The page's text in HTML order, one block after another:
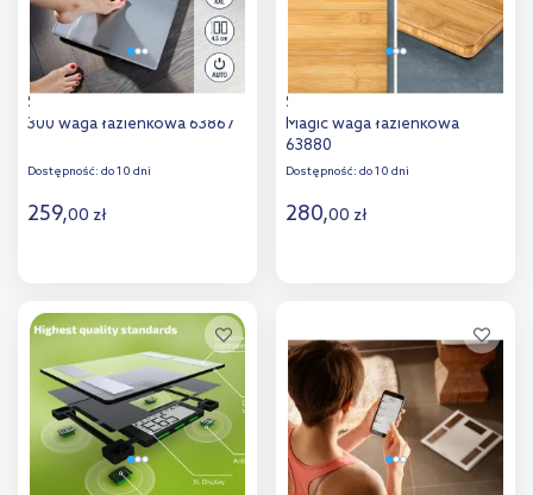
Soehnle Style Sense Safe
300 waga łazienkowa 63867
Dostępność: do 10 dni
259,00 zł
Dodaj do
porównania
Soehnle Style Sense Bamboo
Magic waga łazienkowa
63880
Dostępność: do 10 dni
280,00 zł
porównania